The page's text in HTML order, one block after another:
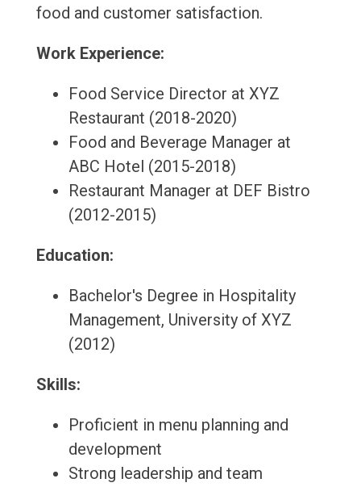
food and customer satisfaction.
Work Experience:
Food Service Director at XYZ
Restaurant (2018-2020)
Food and Beverage Manager at
ABC Hotel (2015-2018)
Restaurant Manager at DEF Bistro
(2012-2015)
Education:
Bachelor's Degree in Hospitality
Management, University of XYZ
(2012)
Skills:
Proficient in menu planning and
development
Strong leadership and team